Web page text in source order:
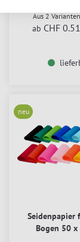
Aus 2
ab CHF
neu
Seidenpapier
Bogen 50 x